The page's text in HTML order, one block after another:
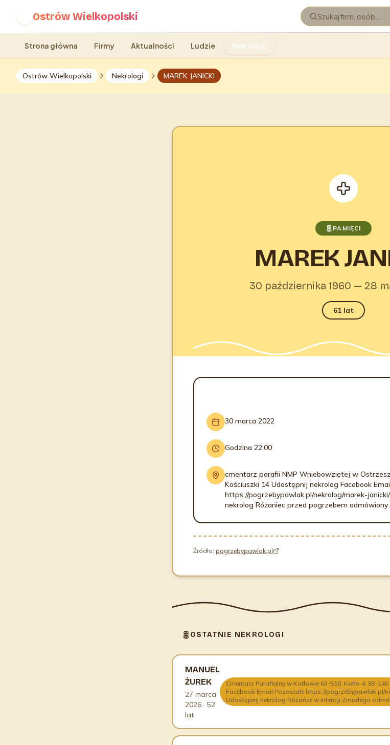
Ostrów Wielkopolski
Strona główna Firmy Aktualności Ludzie Nekrologi
Ostrów Wielkopolski Nekrologi MAREK JANICKI
PAMIĘCI
MAREK
30 października 1960 — 28
61 lat
30 marca 2022
Godzina 22:00
cmentarz parafii NMP Wniebowziętej w
Kościuszki 14 Udostępnij nekrolog Facebook
https://pogrzebypawlak.pl/nekrolog/marek-
nekrolog Różaniec przed pogrzebem
Źródło: pogrzebypawlak.pl
OSTATNIE NEKROLOGI
MANUEL
ŻUREK
27 marca
2026 · 52
lat
Cmentarz Parafialny w Kotłowie 63-510, Kotło 4, 83-
Facebook Email Pozostałe https://pogrzebypawlak.pl/
Udostępnij nekrolog Różańce w intencji Zmarłego